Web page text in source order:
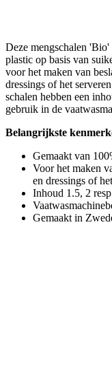
Deze mengschalen
plastic op basis van
voor het maken van
dressings of het
schalen hebben een
gebruik in de
Belangrijkste
Gemaakt van
Voor het maken
en dressings of
Inhoud 1.5, 2
Gemaakt in